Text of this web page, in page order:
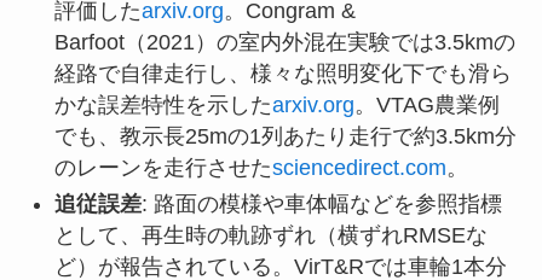
評価したarxiv.org。Congram &
Barfoot（2021）の室内外混在実験では3.5kmの
経路で自律走行し、様々な照明変化下でも滑ら
かな誤差特性を示したarxiv.org。VTAG農業例
でも、教示長25mの1列あたり走行で約3.5km分
のレーンを走行させたsciencedirect.com。
追従誤差: 路面の模様や車体幅などを参照指標
として、再生時の軌跡ずれ（横ずれRMSEな
ど）が報告されている。VirT&Rでは車輪1本分